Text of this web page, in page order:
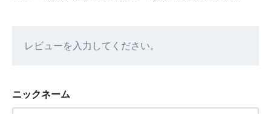
レビューを入力してください。
ニックネーム